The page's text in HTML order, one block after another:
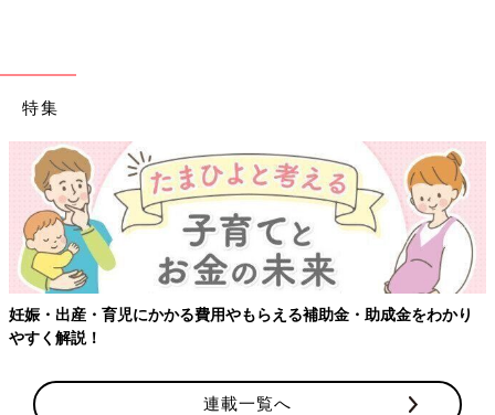
特集
妊娠・出産・育児にかかる費用やもらえる補助金・助成金をわかり
やすく解説！
連載一覧へ